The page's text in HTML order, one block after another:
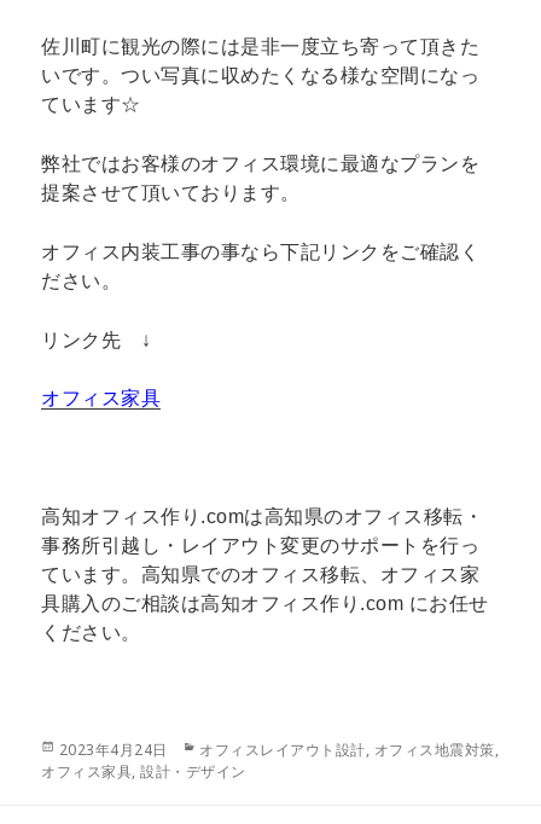
佐川町に観光の際には是非一度立ち寄って頂きた
いです。つい写真に収めたくなる様な空間になっ
ています☆
弊社ではお客様のオフィス環境に最適なプランを
提案させて頂いております。
オフィス内装工事の事なら下記リンクをご確認く
ださい。
リンク先 ↓
オフィス家具
高知オフィス作り.comは高知県のオフィス移転・
事務所引越し・レイアウト変更のサポートを行っ
ています。高知県でのオフィス移転、オフィス家
具購入のご相談は高知オフィス作り.com にお任せ
ください。
投
稿
2023年4月24日
カ
テ
オフィスレイアウト設計, オフィス地震対策,
オフィス家具,設計・デザイン